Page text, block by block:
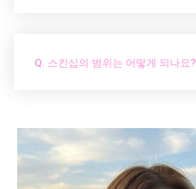
Q. 스킨십의 범위는 어떻게 되나요?